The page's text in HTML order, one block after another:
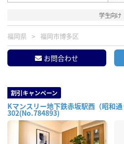
学生向け
福岡県 福岡市博多区
お問合わせ
割引キャンペーン
Kマンスリー地下鉄赤坂駅西（昭和
302(No.784893)